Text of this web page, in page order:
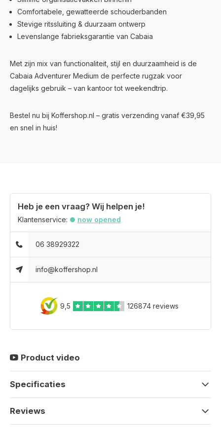
Comfortabele, gewatteerde schouderbanden
Stevige ritssluiting & duurzaam ontwerp
Levenslange fabrieksgarantie van Cabaia
Met zijn mix van functionaliteit, stijl en duurzaamheid is de
Cabaia Adventurer Medium de perfecte rugzak voor
dagelijks gebruik – van kantoor tot weekendtrip.
Bestel nu bij Koffershop.nl – gratis verzending vanaf €39,95
en snel in huis!
Heb je een vraag? Wij helpen je!
Klantenservice: now opened
06 38929322
info@koffershop.nl
9,5 126874 reviews
Product video
Specificaties
Reviews